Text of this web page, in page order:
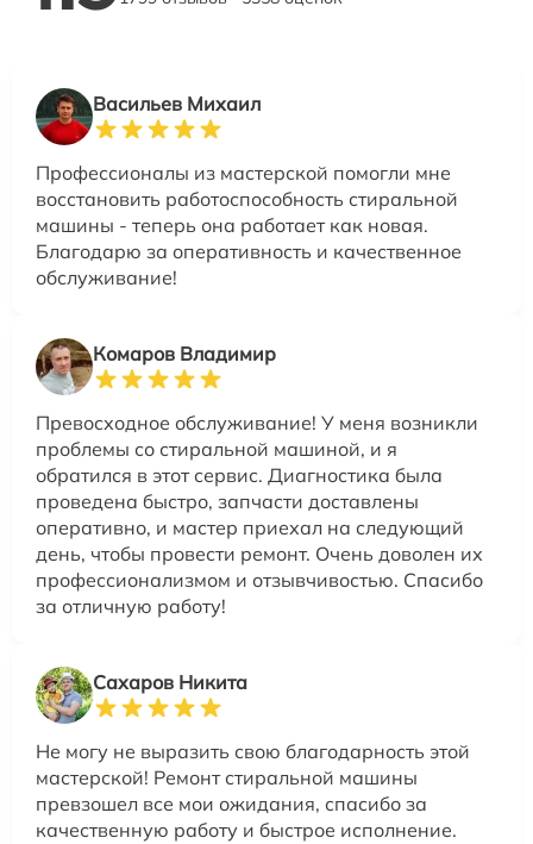
Васильев Михаил
Профессионалы из мастерской помогли мне
восстановить работоспособность стиральной
машины - теперь она работает как новая.
Благодарю за оперативность и качественное
обслуживание!
Комаров Владимир
Превосходное обслуживание! У меня возникли
проблемы со стиральной машиной, и я
обратился в этот сервис. Диагностика была
проведена быстро, запчасти доставлены
оперативно, и мастер приехал на следующий
день, чтобы провести ремонт. Очень доволен их
профессионализмом и отзывчивостью. Спасибо
за отличную работу!
Сахаров Никита
Не могу не выразить свою благодарность этой
мастерской! Ремонт стиральной машины
превзошел все мои ожидания, спасибо за
качественную работу и быстрое исполнение.